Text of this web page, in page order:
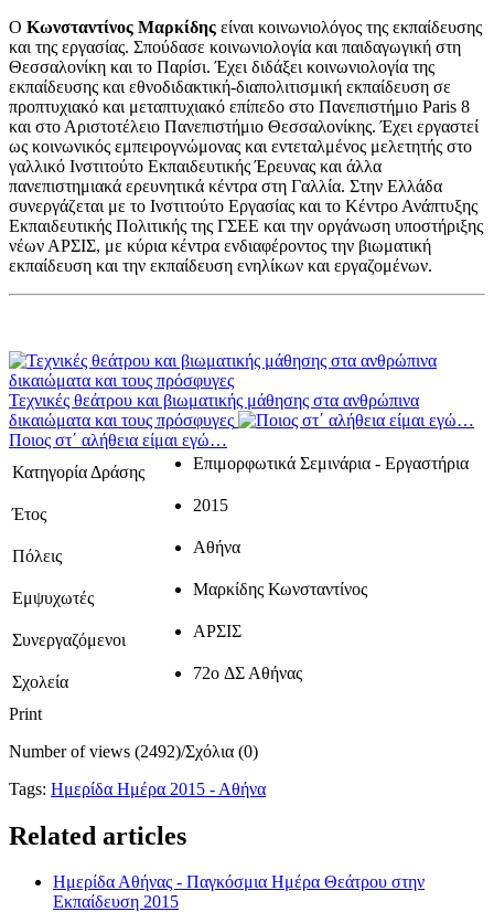
Ο Κωνσταντίνος Μαρκίδης είναι κοινωνιολόγος της εκπαίδευσης
και της εργασίας. Σπούδασε κοινωνιολογία και παιδαγωγική στη
Θεσσαλονίκη και το Παρίσι. Έχει διδάξει κοινωνιολογία της
εκπαίδευσης και εθνοδιδακτική-διαπολιτισμική εκπαίδευση σε
προπτυχιακό και μεταπτυχιακό επίπεδο στο Πανεπιστήμιο Paris 8
και στο Αριστοτέλειο Πανεπιστήμιο Θεσσαλονίκης. Έχει εργαστεί
ως κοινωνικός εμπειρογνώμονας και εντεταλμένος μελετητής στο
γαλλικό Ινστιτούτο Εκπαιδευτικής Έρευνας και άλλα
πανεπιστημιακά ερευνητικά κέντρα στη Γαλλία. Στην Ελλάδα
συνεργάζεται με το Ινστιτούτο Εργασίας και το Κέντρο Ανάπτυξης
Εκπαιδευτικής Πολιτικής της ΓΣΕΕ και την οργάνωση υποστήριξης
νέων ΑΡΣΙΣ, με κύρια κέντρα ενδιαφέροντος την βιωματική
εκπαίδευση και την εκπαίδευση ενηλίκων και εργαζομένων.
Τεχνικές θεάτρου και βιωματικής μάθησης στα ανθρώπινα
δικαιώματα και τους πρόσφυγες
Ποιος στ΄ αλήθεια είμαι εγώ…
Κατηγορία Δράσης
Επιμορφωτικά Σεμινάρια - Εργαστήρια
Έτος 2015
Πόλεις Αθήνα
Εμψυχωτές Μαρκίδης Κωνσταντίνος
Συνεργαζόμενοι ΑΡΣΙΣ
Σχολεία 72o ΔΣ Αθήνας
Print
Number of views (2492)/Σχόλια (0)
Tags: Ημερίδα Ημέρα 2015 - Αθήνα
Related articles
Ημερίδα Αθήνας - Παγκόσμια Ημέρα Θεάτρου στην
Εκπαίδευση 2015